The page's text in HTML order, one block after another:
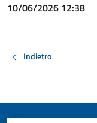
10/06/2026 12:38
Indietro